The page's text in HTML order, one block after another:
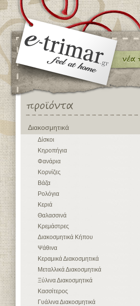
Διακοσμητικά
Δίσκοι
Κηροπήγια
Φανάρια
Κορνίζες
Βάζα
Ρολόγια
Κεριά
Θαλασσινά
Κρεμάστρες
Διακοσμητικά Κήπου
Ψάθινα
Κεραμικά Διακοσμητικά
Μεταλλικά Διακοσμητικά
Ξύλινα Διακοσμητικά
Κασσίτερος
Γυάλινα Διακοσμητικά